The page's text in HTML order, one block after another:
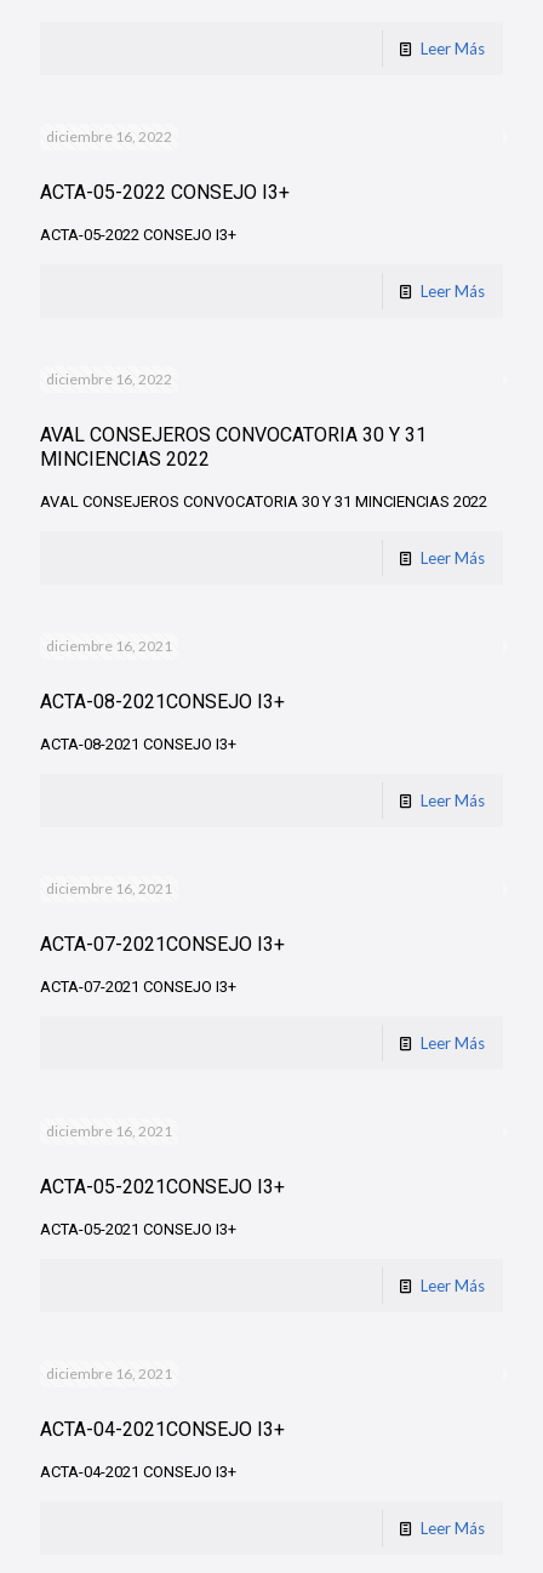
Leer Más
diciembre 16, 2022
ACTA-05-2022 CONSEJO I3+
ACTA-05-2022 CONSEJO I3+
Leer Más
diciembre 16, 2022
AVAL CONSEJEROS CONVOCATORIA 30 Y 31
MINCIENCIAS 2022
AVAL CONSEJEROS CONVOCATORIA 30 Y 31 MINCIENCIAS 2022
Leer Más
diciembre 16, 2021
ACTA-08-2021CONSEJO I3+
ACTA-08-2021 CONSEJO I3+
Leer Más
diciembre 16, 2021
ACTA-07-2021CONSEJO I3+
ACTA-07-2021 CONSEJO I3+
Leer Más
diciembre 16, 2021
ACTA-05-2021CONSEJO I3+
ACTA-05-2021 CONSEJO I3+
Leer Más
diciembre 16, 2021
ACTA-04-2021CONSEJO I3+
ACTA-04-2021 CONSEJO I3+
Leer Más